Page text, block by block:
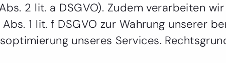
2 lit. a DSGVO). Zudem verarbeiten
1 lit. f DSGVO zur Wahrung unserer
unseres Services.